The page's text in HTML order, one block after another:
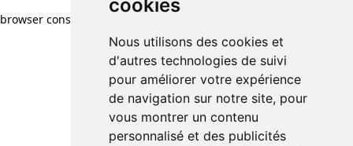
cookies
Nous utilisons des cookies et
d'autres technologies de suivi
pour améliorer votre expérience
de navigation sur notre site, pour
vous montrer un contenu
personnalisé et des publicités
browser console for more information)